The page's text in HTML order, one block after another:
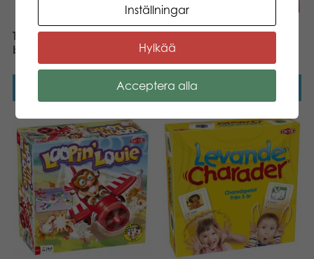
Tactic Världens barn
brädspel
Tactic Alibaba brädspel
Inställningar
Hylkää
Acceptera alla